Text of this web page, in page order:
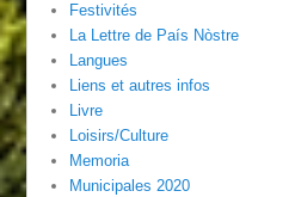
Festivités
La Lettre de País Nòstre
Langues
Liens et autres infos
Livre
Loisirs/Culture
Memoria
Municipales 2020